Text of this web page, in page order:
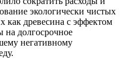
экологически чистых
как древесина с эффектом
на долгосрочное
негативному